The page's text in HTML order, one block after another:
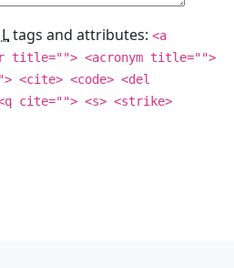
tags and attributes: <a
title=""> <acronym title="">
<cite> <code> <del
cite=""> <s> <strike>